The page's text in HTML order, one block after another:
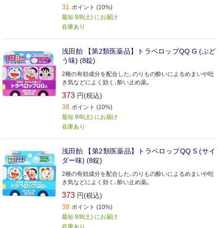
31 ポイント (10%)
最短 8/8(土) にお届け
在庫あり
浅田飴 【第2類医薬品】トラベロップQQ G (ぶど
う味) (8錠)
2種の有効成分を配合した､のりもの酔いによるめまいや吐
き気などによく効く､酔い止め薬｡
373 円(税込)
38 ポイント (10%)
最短 8/8(土) にお届け
在庫あり
浅田飴 【第2類医薬品】トラベロップQQ S (サイ
ダー味) (8錠)
2種の有効成分を配合した､のりもの酔いによるめまいや吐
き気などによく効く､酔い止め薬｡
373 円(税込)
38 ポイント (10%)
最短 8/8(土) にお届け
在庫あり